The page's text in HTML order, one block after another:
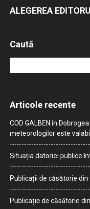
ALEGEREA
Caută
Articole recente
COD GALBEN în
meteorologilor este
Situația datoriei publice
Publicații de căsătorie din
Publicație de căsătorie